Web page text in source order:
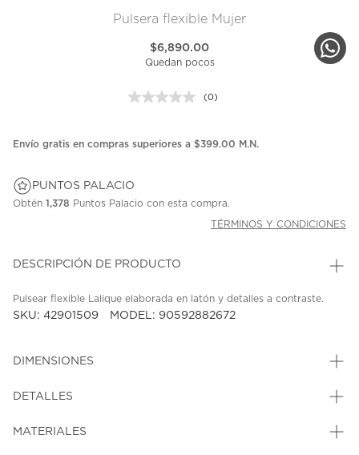
Pulsera flexible Mujer
$6,890.00
Quedan pocos
Sin
en
(0)
Envío gratis en compras superiores a $399.00 M.N.
PUNTOS PALACIO
Obtén 1,378 Puntos Palacio con esta compra.
TÉRMINOS Y CONDICIONES
DESCRIPCIÓN DE PRODUCTO
Pulsear flexible Lalique elaborada en latón y detalles a contraste.
SKU: 42901509 MODEL: 90592882672
DIMENSIONES
DETALLES
MATERIALES